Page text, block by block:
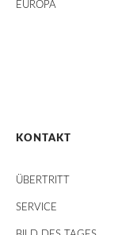
EUROPA
KONTAKT
ÜBERTRITT
SERVICE